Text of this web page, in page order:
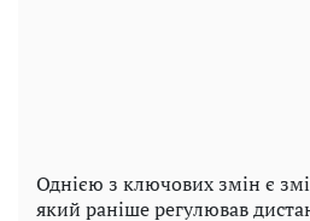
Однією з ключових змін є
який раніше регулював